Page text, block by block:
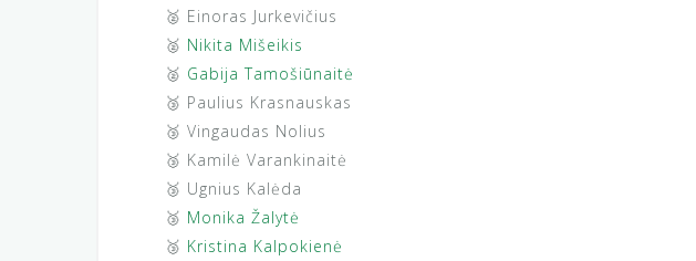
🥈 Einoras Jurkevičius
🥈 Nikita Mišeikis
🥈 Gabija Tamošiūnaitė
🥉 Paulius Krasnauskas
🥉 Vingaudas Nolius
🥉 Kamilė Varankinaitė
🥉 Ugnius Kalėda
🥉 Monika Žalytė
🥉 Kristina Kalpokienė